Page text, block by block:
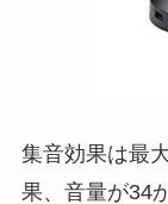
集音効果は最
果、音量が34